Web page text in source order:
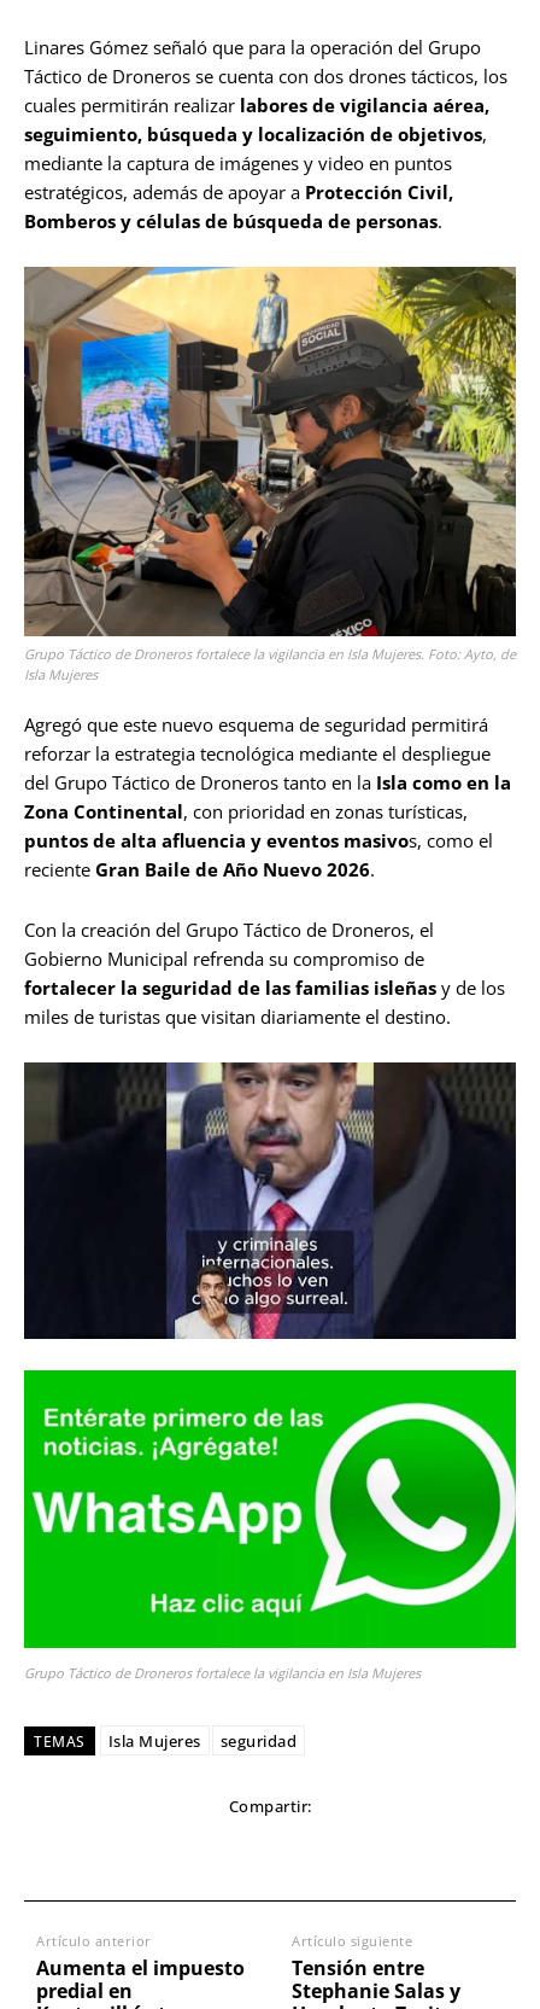
Linares Gómez señaló que para la operación del Grupo
Táctico de Droneros se cuenta con dos drones tácticos, los
cuales permitirán realizar labores de vigilancia aérea,
seguimiento, búsqueda y localización de objetivos,
mediante la captura de imágenes y video en puntos
estratégicos, además de apoyar a Protección Civil,
Bomberos y células de búsqueda de personas.
Grupo Táctico de Droneros fortalece la vigilancia en Isla Mujeres. Foto: Ayto, de
Isla Mujeres
Agregó que este nuevo esquema de seguridad permitirá
reforzar la estrategia tecnológica mediante el despliegue
del Grupo Táctico de Droneros tanto en la Isla como en la
Zona Continental, con prioridad en zonas turísticas,
puntos de alta afluencia y eventos masivos, como el
reciente Gran Baile de Año Nuevo 2026.
Con la creación del Grupo Táctico de Droneros, el
Gobierno Municipal refrenda su compromiso de
fortalecer la seguridad de las familias isleñas y de los
miles de turistas que visitan diariamente el destino.
Grupo Táctico de Droneros fortalece la vigilancia en Isla Mujeres
TEMAS Isla Mujeres seguridad
Compartir:
Artículo anterior
Aumenta el impuesto
predial en
Artículo siguiente
Tensión entre
Stephanie Salas y